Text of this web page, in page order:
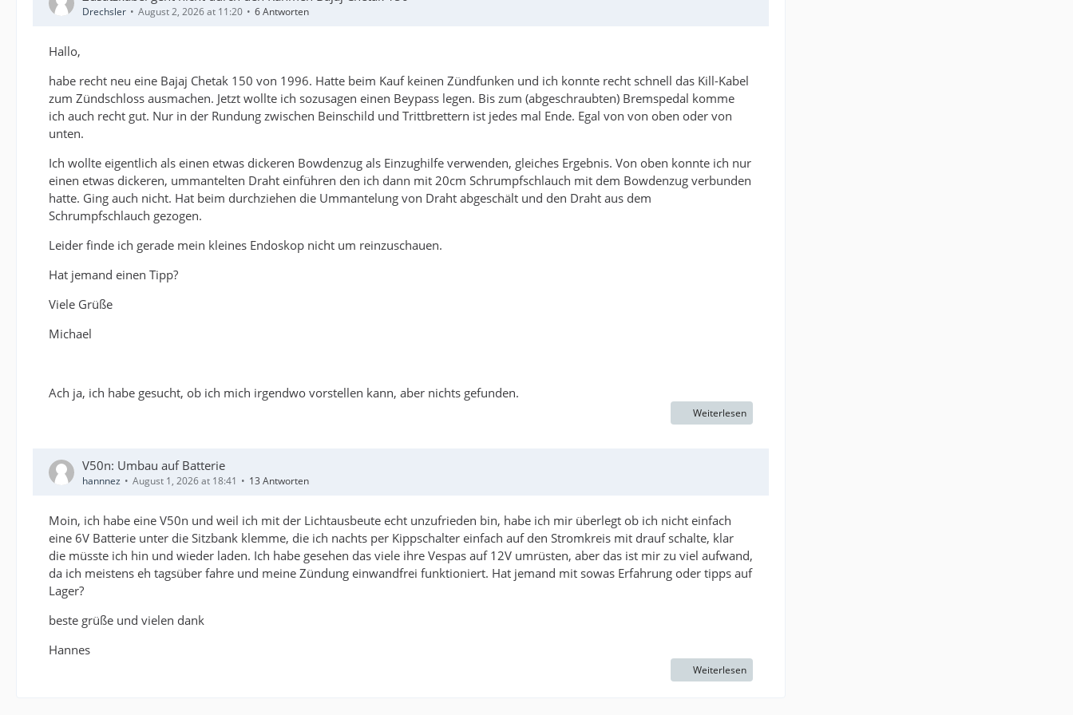
Drechsler August 2, 2026 at 11:20 6 Antworten
Hallo,
habe recht neu eine Bajaj Chetak 150 von 1996. Hatte beim Kauf keinen Zündfunken und ich konnte recht schnell das Kill-Kabel
zum Zündschloss ausmachen. Jetzt wollte ich sozusagen einen Beypass legen. Bis zum (abgeschraubten) Bremspedal komme
ich auch recht gut. Nur in der Rundung zwischen Beinschild und Trittbrettern ist jedes mal Ende. Egal von von oben oder von
unten.
Ich wollte eigentlich als einen etwas dickeren Bowdenzug als Einzughilfe verwenden, gleiches Ergebnis. Von oben konnte ich nur
einen etwas dickeren, ummantelten Draht einführen den ich dann mit 20cm Schrumpfschlauch mit dem Bowdenzug verbunden
hatte. Ging auch nicht. Hat beim durchziehen die Ummantelung von Draht abgeschält und den Draht aus dem
Schrumpfschlauch gezogen.
Leider finde ich gerade mein kleines Endoskop nicht um reinzuschauen.
Hat jemand einen Tipp?
Viele Grüße
Michael
Ach ja, ich habe gesucht, ob ich mich irgendwo vorstellen kann, aber nichts gefunden.
Weiterlesen
V50n: Umbau auf Batterie
hannnez August 1, 2026 at 18:41 13 Antworten
Moin, ich habe eine V50n und weil ich mit der Lichtausbeute echt unzufrieden bin, habe ich mir überlegt ob ich nicht einfach
eine 6V Batterie unter die Sitzbank klemme, die ich nachts per Kippschalter einfach auf den Stromkreis mit drauf schalte, klar
die müsste ich hin und wieder laden. Ich habe gesehen das viele ihre Vespas auf 12V umrüsten, aber das ist mir zu viel aufwand,
da ich meistens eh tagsüber fahre und meine Zündung einwandfrei funktioniert. Hat jemand mit sowas Erfahrung oder tipps auf
Lager?
beste grüße und vielen dank
Hannes
Weiterlesen